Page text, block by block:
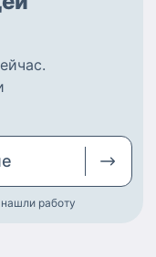
работу